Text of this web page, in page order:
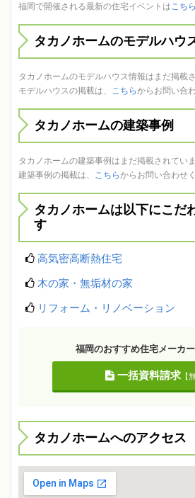
福岡で開催される最新の住宅イベントは こちら
タカノホームのモデルハウ
タカノホームのモデルハウス情報はまだ掲載
モデルハウスの掲載は、
こちらからお問い合
タカノホームの建築事例
タカノホームの建築事例はまだ掲載されていま
建築事例の掲載は、
こちらからお問い合わせ
タカノホームは以下にこだ
す
高気密高断熱住宅
木の家・無垢材の家
リフォーム・リノベーション
福岡のおすすめ住宅メーカ
一括資料請求【
タカノホームへのアクセス